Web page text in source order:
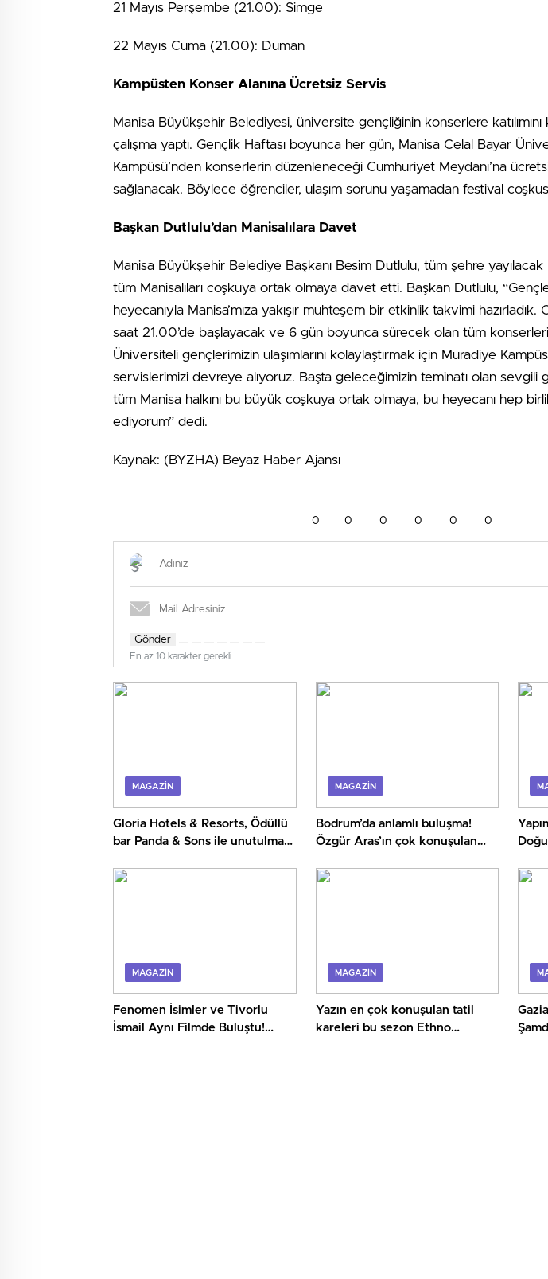
21 Mayıs Perşembe (21.00): Simge
22 Mayıs Cuma (21.00): Duman
Kampüsten Konser Alanına Ücretsiz Servis
Manisa Büyükşehir Belediyesi, üniversite gençliğinin konserlere katılımını
çalışma yaptı. Gençlik Haftası boyunca her gün, Manisa Celal Bayar
Kampüsü’nden konserlerin düzenleneceği Cumhuriyet Meydanı’na
sağlanacak. Böylece öğrenciler, ulaşım sorunu yaşamadan festival
Başkan Dutlulu’dan Manisalılara Davet
Manisa Büyükşehir Belediye Başkanı Besim Dutlulu, tüm şehre
tüm Manisalıları coşkuya ortak olmaya davet etti. Başkan Dutlulu,
heyecanıyla Manisa’mıza yakışır muhteşem bir etkinlik takvimi hazırladık.
saat 21.00’de başlayacak ve 6 gün boyunca sürecek olan tüm
Üniversiteli gençlerimizin ulaşımlarını kolaylaştırmak için Muradiye
servislerimizi devreye alıyoruz. Başta geleceğimizin teminatı olan sevgili
tüm Manisa halkını bu büyük coşkuya ortak olmaya, bu heyecanı hep
ediyorum” dedi.
Kaynak: (BYZHA) Beyaz Haber Ajansı
0 0 0 0 0 0
Gönder
En az 10 karakter gerekli
MAGAZIN
Gloria Hotels & Resorts, Ödüllü
bar Panda & Sons ile unutulmaz
MAGAZIN
Bodrum’da anlamlı buluşma!
Özgür Aras’ın çok konuşulan
Luxury Collection Bodrum’da
MAGAZIN
Fenomen İsimler ve Tivorlu
İsmail Aynı Filmde Buluştu!
MAGAZIN
Yazın en çok konuşulan tatil
kareleri bu sezon Ethno